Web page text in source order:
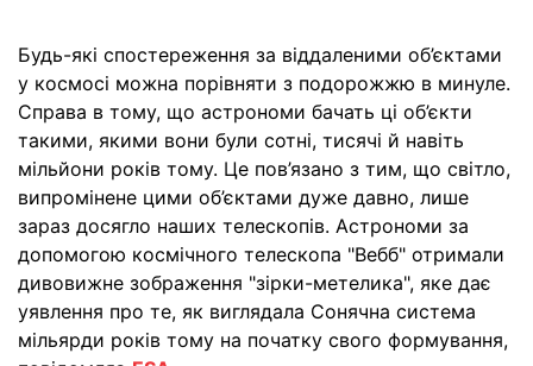
Будь-які спостереження за віддаленими об’єктами
у космосі можна порівняти з подорожжю в минуле.
Справа в тому, що астрономи бачать ці об’єкти
такими, якими вони були сотні, тисячі й навіть
мільйони років тому. Це пов’язано з тим, що світло,
випромінене цими об’єктами дуже давно, лише
зараз досягло наших телескопів. Астрономи за
допомогою космічного телескопа "Вебб" отримали
дивовижне зображення "зірки-метелика", яке дає
уявлення про те, як виглядала Сонячна система
мільярди років тому на початку свого формування,